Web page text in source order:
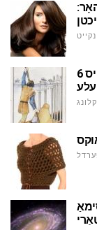
6 שווערדן טאַראָט: קאַרד ווערט אין די פאָרויס